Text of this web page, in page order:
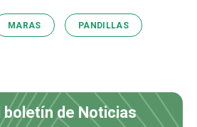
MARAS PANDILLAS
de Noticias